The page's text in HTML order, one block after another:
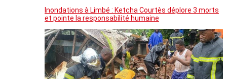
Inondations à Limbé : Ketcha Courtès déplore 3 morts
et pointe la responsabilité humaine